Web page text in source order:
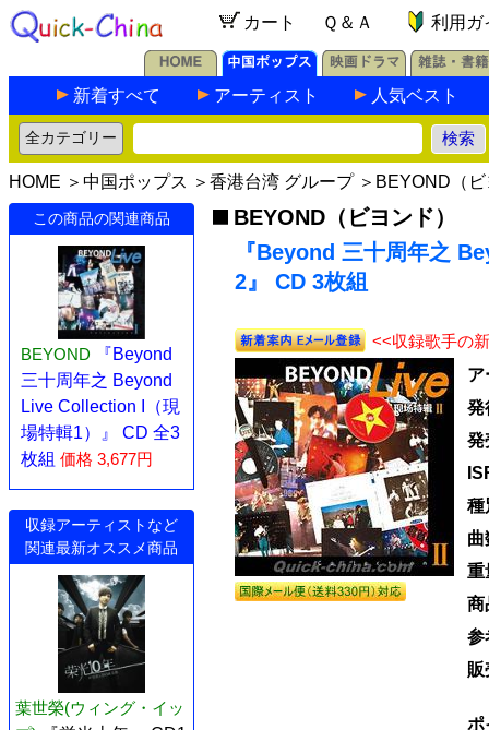
カート Ｑ＆Ａ 利用ガ
新着すべて アーティスト 人気ベスト
HOME ＞ 中国ポップス ＞ 香港台湾 グループ＞ BEYOND（
この商品の関連商品
BEYOND
『Beyond
三十周年之 Beyond
Live Collection I（現
場特輯1）』 CD 全3
枚組 価格 3,677円
収録アーティストなど
関連最新オススメ商品
葉世榮(ウィング・イッ
BEYOND（ビヨンド）
『Beyond 三十周年之
2』 CD 3枚組
<<収録歌手の
ア
発
発
種
曲
重
商
参
販
ポ